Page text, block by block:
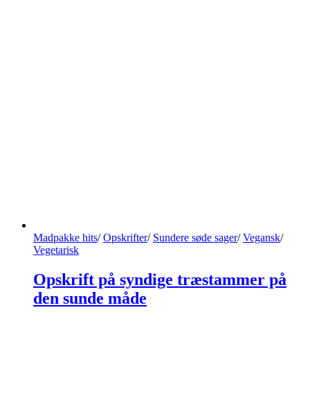
Madpakke hits/ Opskrifter/ Sundere søde sager/ Vegansk/
Vegetarisk
Opskrift på syndige træstammer på
den sunde måde